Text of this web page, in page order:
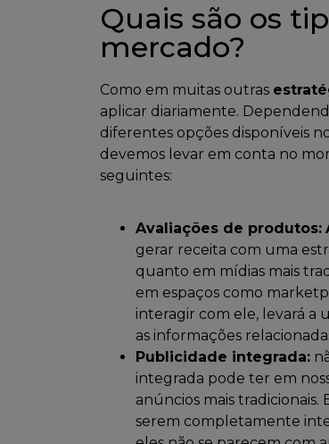
Quais são os
mercado?
Como em muitas outras
aplicar diariamente.
diferentes opções disponíveis
devemos levar em conta no
seguintes:
Avaliações de produtos:
gerar receita com uma
quanto em mídias mais
em espaços como
interagir com ele, levará a
as informações
Publicidade integrada:
integrada pode ter em
anúncios mais tradicionais.
serem completamente